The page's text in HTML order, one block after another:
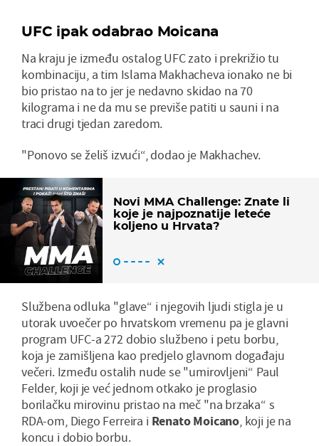
UFC ipak odabrao Moicana
Na kraju je između ostalog UFC zato i prekrižio tu
kombinaciju, a tim Islama Makhacheva ionako ne bi
bio pristao na to jer je nedavno skidao na 70
kilograma i ne da mu se previše patiti u sauni i na
traci drugi tjedan zaredom.
"Ponovo se želiš izvući“, dodao je Makhachev.
Novi MMA Challenge: Znate li
koje je najpoznatije leteće
koljeno u Hrvata?
Službena odluka "glave“ i njegovih ljudi stigla je u
utorak uvoečer po hrvatskom vremenu pa je glavni
program UFC-a 272 dobio službeno i petu borbu,
koja je zamišljena kao predjelo glavnom događaju
večeri. Između ostalih nude se "umirovljeni“ Paul
Felder, koji je već jednom otkako je proglasio
borilačku mirovinu pristao na meč "na brzaka“ s
RDA-om, Diego Ferreira i RenatoMoicano, koji je na
koncu i dobio borbu.